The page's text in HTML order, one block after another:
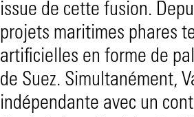
issue de cette fusion.
projets maritimes phares
artificielles en forme de
de Suez. Simultanément,
indépendante avec un